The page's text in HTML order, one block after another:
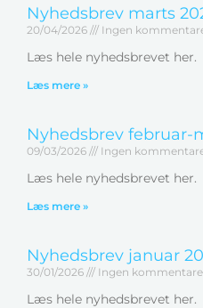
Nyhedsbrev marts
20/04/2026 Ingen
Læs hele nyhedsbrevet her.
Læs mere »
Nyhedsbrev februar-
09/03/2026 Ingen
Læs hele nyhedsbrevet her.
Læs mere »
Nyhedsbrev januar
30/01/2026 Ingen
Læs hele nyhedsbrevet her.